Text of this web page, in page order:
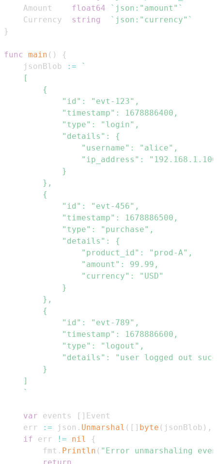
	Amount
float64
`json:"amount"`
	Currency
string
`json:"currency"`
}
func main ( )
{
	jsonBlob
:=
	`
var events [ ]
	err
:= json . Unmarshal ( [ ] byte ( jsonBlob ) ,
if err != nil
{
		fmt
. Println ( "Error unmarshaling